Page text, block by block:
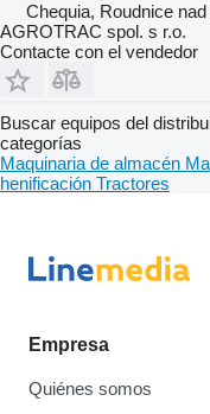
Chequia, Roudnice
AGROTRAC spol. s r.o.
Contacte con el vendedor
Buscar equipos del
categorías
Maquinaria de almacén
henificación Tractores
Empresa
Quiénes somos